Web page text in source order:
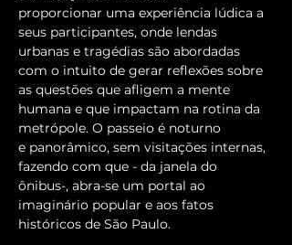
proporcionar uma experiência lúdica a
seus participantes, onde lendas
urbanas e tragédias são abordadas
com o intuito de gerar reflexões sobre
as questões que afligem a mente
humana e que impactam na rotina da
metrópole. O passeio é noturno
e panorâmico, sem visitações internas,
fazendo com que - da janela do
ônibus-, abra-se um portal ao
imaginário popular e aos fatos
históricos de São Paulo.